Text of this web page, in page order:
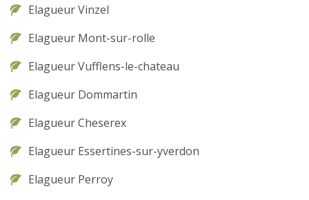
Elagueur Vinzel
Elagueur Mont-sur-rolle
Elagueur Vufflens-le-chateau
Elagueur Dommartin
Elagueur Cheserex
Elagueur Essertines-sur-yverdon
Elagueur Perroy